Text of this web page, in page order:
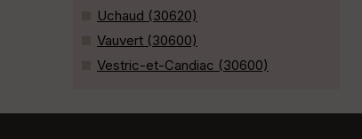
Uchaud (30620)
Vauvert (30600)
Vestric-et-Candiac (30600)